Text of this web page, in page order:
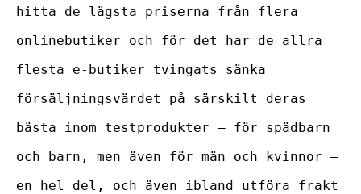
hitta de lägsta priserna från flera
onlinebutiker och för det har de allra
flesta e-butiker tvingats sänka
försäljningsvärdet på särskilt deras
bästa inom testprodukter – för spädbarn
och barn, men även för män och kvinnor –
en hel del, och även ibland utföra frakt